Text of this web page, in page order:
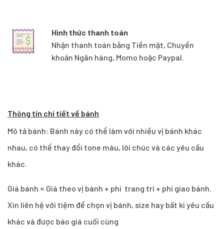
Hình thức thanh toán
Nhận thanh toán bằng Tiền mặt, Chuyển
khoản Ngân hàng, Momo hoặc Paypal.
Thông tin chi tiết về bánh
Mô tả bánh: Bánh này có thể làm với nhiều vị bánh khác
nhau, có thể thay đổi tone màu, lời chúc và các yêu cầu
khác.
Giá bánh = Giá theo vị bánh + phí trang trí + phí giao bánh.
Xin liên hệ với tiệm để chọn vị bánh, size hay bất kì yêu cầu
khác và được báo giá cuối cùng